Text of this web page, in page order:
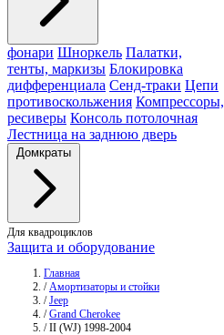
фонари Шноркель Палатки,
тенты, маркизы Блокировка
дифференциала Сенд-траки Цепи
противоскольжения Компрессоры,
ресиверы Консоль потолочная
Лестница на заднюю дверь
Домкраты
Для квадроциклов
Защита и оборудование
Главная
/ Амортизаторы и стойки
/ Jeep
/ Grand Cherokee
/ II (WJ) 1998-2004